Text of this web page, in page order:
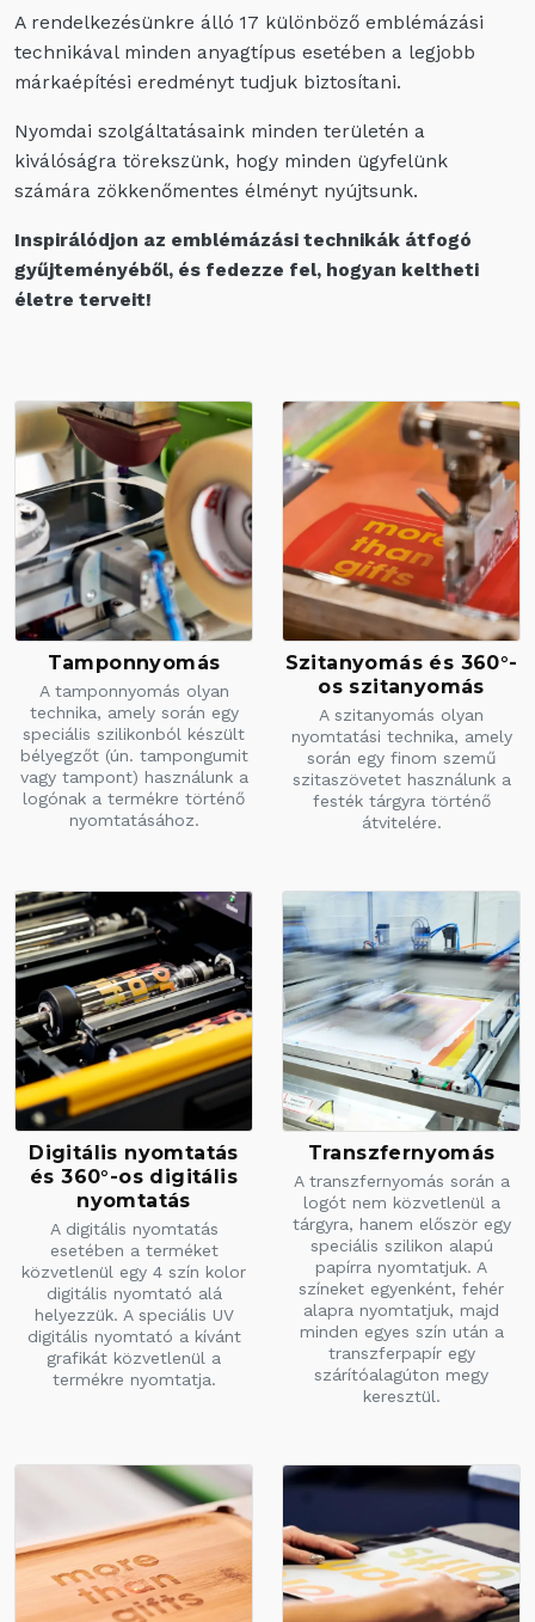
A rendelkezésünkre álló 17 különböző emblémázási
technikával minden anyagtípus esetében a legjobb
márkaépítési eredményt tudjuk biztosítani.
Nyomdai szolgáltatásaink minden területén a
kiválóságra törekszünk, hogy minden ügyfelünk
számára zökkenőmentes élményt nyújtsunk.
Inspirálódjon az emblémázási technikák átfogó
gyűjteményéből, és fedezze fel, hogyan keltheti
életre terveit!
Tamponnyomás
A tamponnyomás olyan
technika, amely során egy
speciális szilikonból készült
bélyegzőt (ún. tampongumit
vagy tampont) használunk a
logónak a termékre történő
nyomtatásához.
Szitanyomás és 360°-
os szitanyomás
A szitanyomás olyan
nyomtatási technika, amely
során egy finom szemű
szitaszövetet használunk a
festék tárgyra történő
átvitelére.
Digitális nyomtatás
és 360°-os digitális
nyomtatás
A digitális nyomtatás
esetében a terméket
közvetlenül egy 4 szín kolor
digitális nyomtató alá
helyezzük. A speciális UV
digitális nyomtató a kívánt
grafikát közvetlenül a
termékre nyomtatja.
Transzfernyomás
A transzfernyomás során a
logót nem közvetlenül a
tárgyra, hanem először egy
speciális szilikon alapú
papírra nyomtatjuk. A
színeket egyenként, fehér
alapra nyomtatjuk, majd
minden egyes szín után a
transzferpapír egy
szárítóalagúton megy
keresztül.